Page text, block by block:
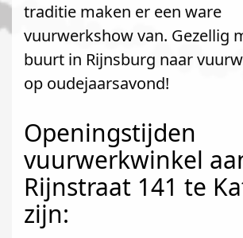
traditie maken er een ware
vuurwerkshow van. Gezellig
buurt in Rijnsburg naar
op oudejaarsavond!
Openingstijden
vuurwerkwinkel
Rijnstraat 141 te
zijn: